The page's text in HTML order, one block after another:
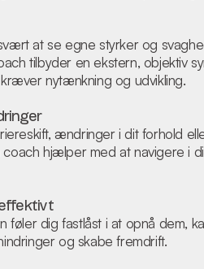
at se egne styrker og
tilbyder en ekstern, objektiv
nytænkning og udvikling.
ændringer i dit forhold
hjælper med at navigere i
føler dig fastlåst i at opnå dem,
og skabe fremdrift.